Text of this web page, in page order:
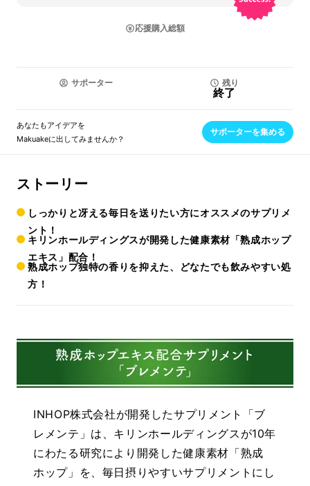
応援購入総額
サポーター 残り
終了
あなたもアイデアを
Makuakeに出してみませんか？
サポーターを集める
ストーリー
しっかりと冴える毎日を送りたい方にオススメのサプリメ
ント！
キリンホールディングスが開発した健康素材「熟成ホップ
エキス」配合！
熟成ホップ独特の香りを抑えた、どなたでも飲みやすい処
方！
INHOP株式会社が開発したサプリメント「ブ
レメンテ」は、キリンホールディングスが10年
にわたる研究により開発した健康素材「熟成
ホップ」を、毎日摂りやすいサプリメントにし